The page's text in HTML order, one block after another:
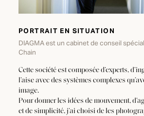
PORTRAIT EN SITUATION
DIAGMA est un cabinet de conseil
Chain
Cette société est composée d’experts,
l’aise avec des systèmes complexes
image.
Pour donner les idées de mouvement,
et de simplicité, j’ai choisi de les